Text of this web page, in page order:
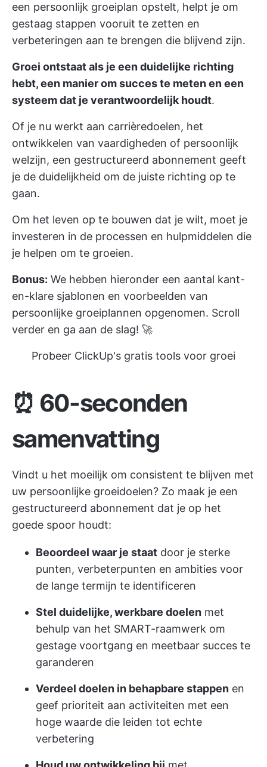
een persoonlijk groeiplan opstelt, helpt je om
gestaag stappen vooruit te zetten en
verbeteringen aan te brengen die blijvend zijn.
Groei ontstaat als je een duidelijke richting
hebt, een manier om succes te meten en een
systeem dat je verantwoordelijk houdt.
Of je nu werkt aan carrièredoelen, het
ontwikkelen van vaardigheden of persoonlijk
welzijn, een gestructureerd abonnement geeft
je de duidelijkheid om de juiste richting op te
gaan.
Om het leven op te bouwen dat je wilt, moet je
investeren in de processen en hulpmiddelen die
je helpen om te groeien.
Bonus: We hebben hieronder een aantal kant-
en-klare sjablonen en voorbeelden van
persoonlijke groeiplannen opgenomen. Scroll
verder en ga aan de slag! 🚀
Probeer ClickUp's gratis tools voor groei
⏰ 60-seconden
samenvatting
Vindt u het moeilijk om consistent te blijven met
uw persoonlijke groeidoelen? Zo maak je een
gestructureerd abonnement dat je op het
goede spoor houdt:
Beoordeel waar je staat door je sterke
punten, verbeterpunten en ambities voor
de lange termijn te identificeren
Stel duidelijke, werkbare doelen met
behulp van het SMART-raamwerk om
gestage voortgang en meetbaar succes te
garanderen
Verdeel doelen in behapbare stappen en
geef prioriteit aan activiteiten met een
hoge waarde die leiden tot echte
verbetering